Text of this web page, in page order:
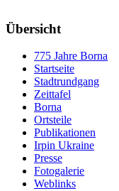
Übersicht
775 Jahre Borna
Startseite
Stadtrundgang
Zeittafel
Borna
Ortsteile
Publikationen
Irpin Ukraine
Presse
Fotogalerie
Weblinks